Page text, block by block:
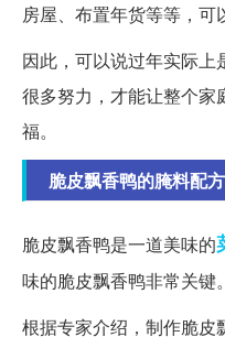
房屋、布置年货等等，可
因此，可以说过年实际上
很多努力，才能让整个家
福。
脆皮飘香鸭的腌料配
脆皮飘香鸭是一道美味的
味的脆皮飘香鸭非常关键。
根据专家介绍，制作脆皮